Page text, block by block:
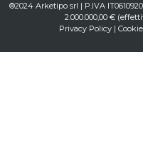
®2024 Arketipo srl | P.IVA
2.000.000,00 €
Privacy Policy|